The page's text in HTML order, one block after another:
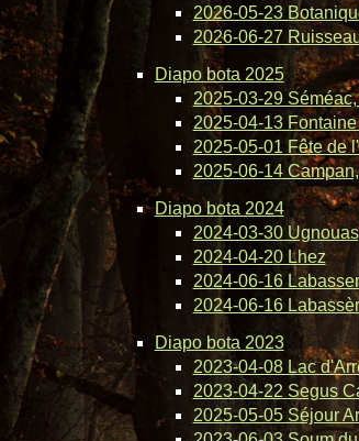
2026-05-23
2026-06-27
Diapo bota 2025
2025-03-29
2025-04-13
2025-05-01 Fête de
2025-06-14
Diapo bota 2024
2024-03-30
2024-04-20 Lhez
2024-06-16
2024-06-16
Diapo bota 2023
2023-04-08 Lac
2023-04-22 Segus
2025-05-05 Séjour